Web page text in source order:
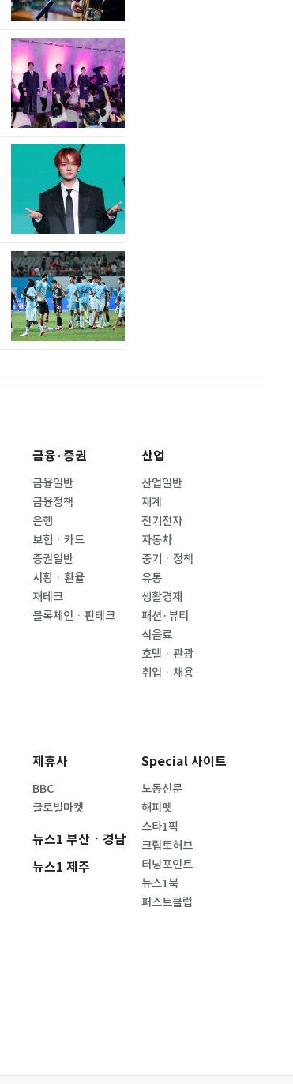
금융·증권
금융일반
금융정책
은행
보험ㆍ카드
증권일반
시황ㆍ환율
재테크
블록체인ㆍ핀테크
산업
산업일반
재계
전기전자
자동차
중기ㆍ정책
유통
생활경제
패션·뷰티
식음료
호텔ㆍ관광
취업ㆍ채용
제휴사
BBC
글로벌마켓
뉴스1 부산ㆍ경남
뉴스1 제주
Special 사이트
노동신문
해피펫
스타1픽
크립토허브
터닝포인트
뉴스1북
퍼스트클럽